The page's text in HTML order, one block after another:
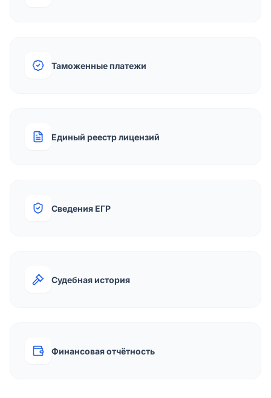
Таможенные платежи
Единый реестр лицензий
Сведения ЕГР
Судебная история
Финансовая отчётность